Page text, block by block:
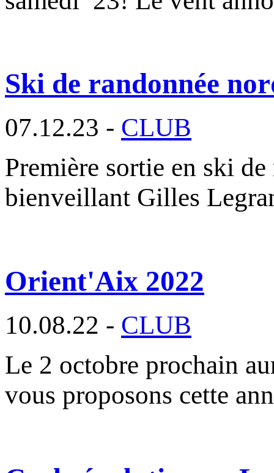
Ski de randonnée
07.12.23 - CLUB
Première sortie en ski
bienveillant Gilles
Orient'Aix 2022
10.08.22 - CLUB
Le 2 octobre prochain
vous proposons cette